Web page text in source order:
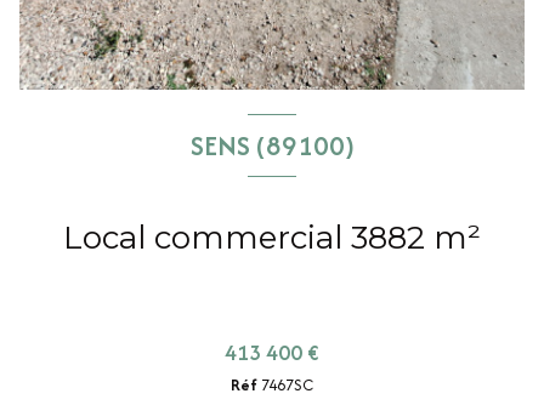
SENS (89100)
Local commercial 3882 m²
413 400 €
Réf 7467SC